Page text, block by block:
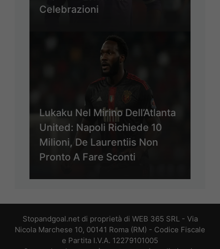
Celebrazioni
Lukaku Nel Mirino Dell’Atlanta
United: Napoli Richiede 10
Milioni, De Laurentiis Non
Pronto A Fare Sconti
Stopandgoal.net di proprietà di WEB 365 SRL - Via
Nicola Marchese 10, 00141 Roma (RM) - Codice Fiscale
e Partita I.V.A. 12279101005